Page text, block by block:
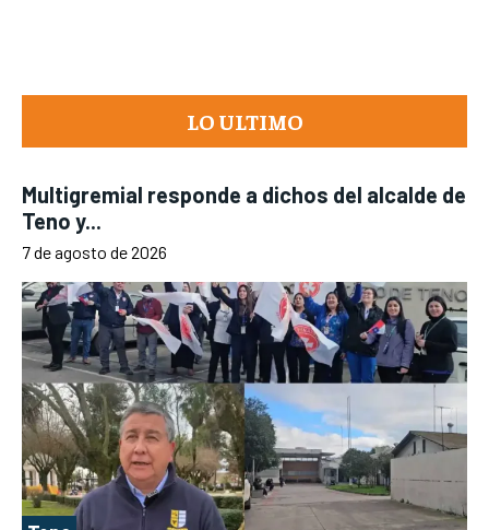
LO ULTIMO
Multigremial responde a dichos del alcalde de
Teno y...
7 de agosto de 2026